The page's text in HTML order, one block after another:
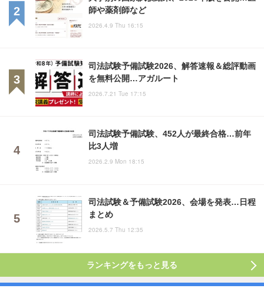
師や薬剤師など
2026.4.9 Thu 16:15
司法試験予備試験2026、解答速報＆総評動画
を無料公開…アガルート
2026.7.21 Tue 17:15
司法試験予備試験、452人が最終合格…前年
比3人増
2026.2.9 Mon 18:15
司法試験＆予備試験2026、会場を発表…日程
まとめ
2026.5.7 Thu 12:35
ランキングをもっと見る